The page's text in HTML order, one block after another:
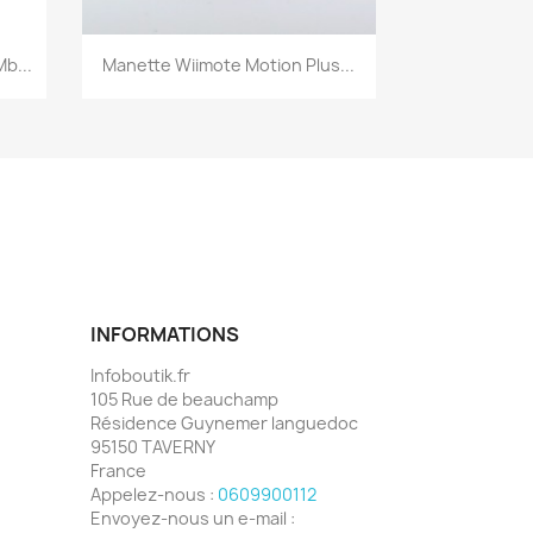
Aperçu rapide
Manette Wiimote Motion Plus...
INFORMATIONS
Infoboutik.fr
105 Rue de beauchamp
Résidence Guynemer languedoc
95150 TAVERNY
France
Appelez-nous : 0609900112
Envoyez-nous un e-mail :